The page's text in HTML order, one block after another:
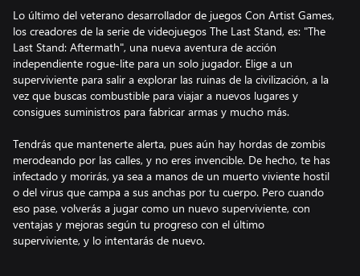
Lo último del veterano desarrollador de juegos Con Artist Games,
los creadores de la serie de videojuegos The Last Stand, es: "The
Last Stand: Aftermath", una nueva aventura de acción
independiente rogue-lite para un solo jugador. Elige a un
superviviente para salir a explorar las ruinas de la civilización, a la
vez que buscas combustible para viajar a nuevos lugares y
consigues suministros para fabricar armas y mucho más.
Tendrás que mantenerte alerta, pues aún hay hordas de zombis
merodeando por las calles, y no eres invencible. De hecho, te has
infectado y morirás, ya sea a manos de un muerto viviente hostil
o del virus que campa a sus anchas por tu cuerpo. Pero cuando
eso pase, volverás a jugar como un nuevo superviviente, con
ventajas y mejoras según tu progreso con el último
superviviente, y lo intentarás de nuevo.